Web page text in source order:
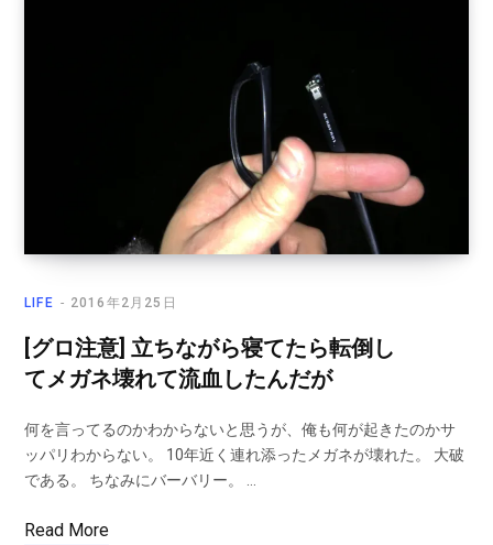
LIFE 2016年2月25日
[グロ注意] 立ちながら寝てたら転倒し
てメガネ壊れて流血したんだが
何を言ってるのかわからないと思うが、俺も何が起きたのかサ
ッパリわからない。 10年近く連れ添ったメガネが壊れた。 大破
である。 ちなみにバーバリー。 …
Read More